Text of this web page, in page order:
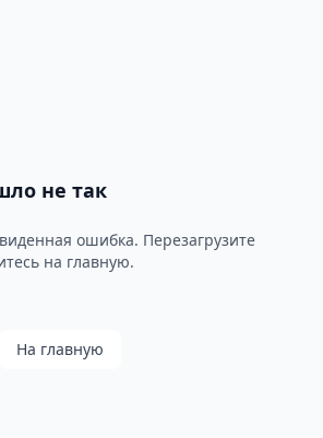
не так
ошибка. Перезагрузите
на главную.
На главную